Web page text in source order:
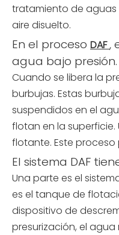
tratamiento de
aire disuelto.
En el proceso DAF,
agua bajo presión.
Cuando se libera la
burbujas. Estas
suspendidos en el
flotan en la superficie.
flotante. Este
El sistema DAF
Una parte es el
es el tanque de
dispositivo de
presurización, el